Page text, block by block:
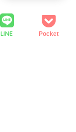
LINE Pocket